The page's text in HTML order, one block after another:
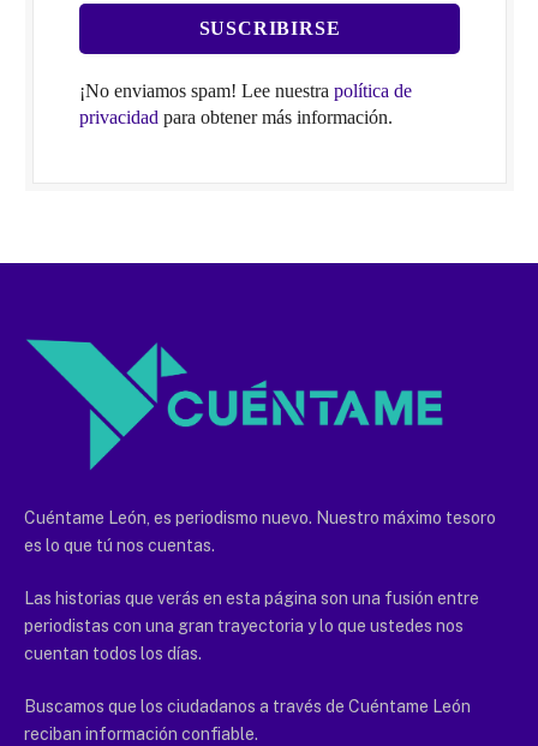
¡No enviamos spam! Lee nuestra política de
privacidad para obtener más información.
Cuéntame León, es periodismo nuevo. Nuestro máximo tesoro
es lo que tú nos cuentas.
Las historias que verás en esta página son una fusión entre
periodistas con una gran trayectoria y lo que ustedes nos
cuentan todos los días.
Buscamos que los ciudadanos a través de Cuéntame León
reciban información confiable.